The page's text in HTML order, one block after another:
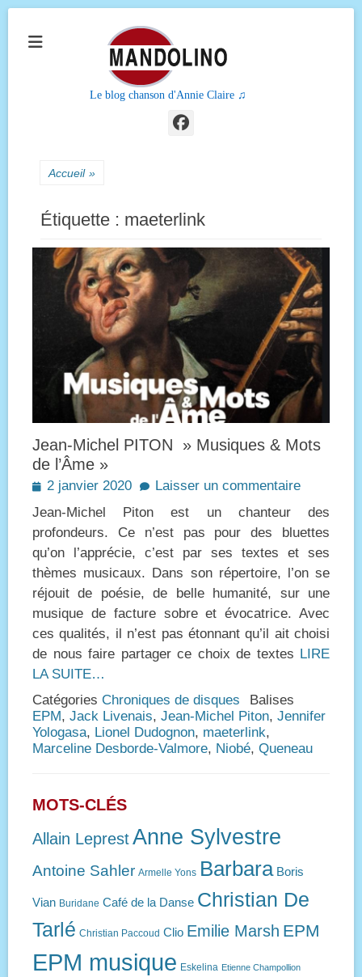
Le blog chanson d'Annie Claire ♫
Facebook
Accueil »
Étiquette : maeterlink
Jean-Michel PITON » Musiques & Mots
de l’Âme »
Posted
2 janvier 2020
Laisser un commentaire
Jean-Michel Piton est un chanteur des
profondeurs. Ce n’est pas pour des bluettes
qu’on l’apprécie, c’est par ses textes et ses
thèmes musicaux. Dans son répertoire, l’on se
réjouit de poésie, de belle humanité, sur une
musique de facture sobre et évocatrice. Avec
ces qualités, il n’est pas étonnant qu’il ait choisi
de nous faire partager ce choix de textes LIRE
LA SUITE…
Catégories Chroniques de disques
Balises
EPM, Jack Livenais, Jean-Michel Piton, Jennifer
Yologasa, Lionel Dudognon, maeterlink,
Marceline Desborde-Valmore, Niobé, Queneau
MOTS-CLÉS
Allain LeprestAnne Sylvestre
Antoine Sahler Armelle Yons Barbara Boris
Vian Buridane Café de la Danse Christian De
Tarlé Christian Paccoud Clio Emilie Marsh EPM
EPM musique Eskelina Etienne Champollion